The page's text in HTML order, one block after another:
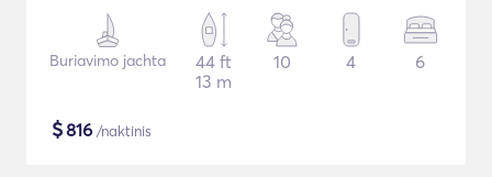
Buriavimo jachta
44 ft
13 m
10 4 6
$816 /naktinis